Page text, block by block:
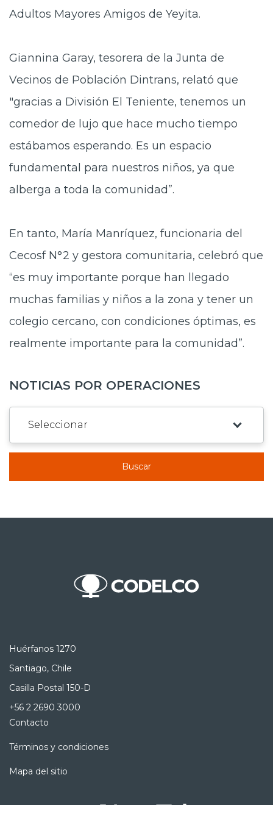
Adultos Mayores Amigos de Yeyita.
Giannina Garay, tesorera de la Junta de
Vecinos de Población Dintrans, relató que
"gracias a División El Teniente, tenemos un
comedor de lujo que hace mucho tiempo
estábamos esperando. Es un espacio
fundamental para nuestros niños, ya que
alberga a toda la comunidad”.
En tanto, María Manríquez, funcionaria del
Cecosf N°2 y gestora comunitaria, celebró que
“es muy importante porque han llegado
muchas familias y niños a la zona y tener un
colegio cercano, con condiciones óptimas, es
realmente importante para la comunidad”.
NOTICIAS POR OPERACIONES
Buscar
Huérfanos 1270
Santiago, Chile
Casilla Postal 150-D
+56 2 2690 3000
Contacto
Términos y condiciones
Mapa del sitio